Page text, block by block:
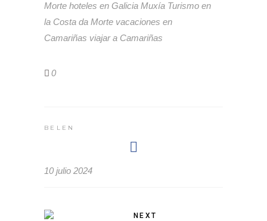
Morte hoteles en Galicia Muxía Turismo en
la Costa da Morte vacaciones en
Camariñas viajar a Camariñas
0
BELEN
10 julio 2024
NEXT